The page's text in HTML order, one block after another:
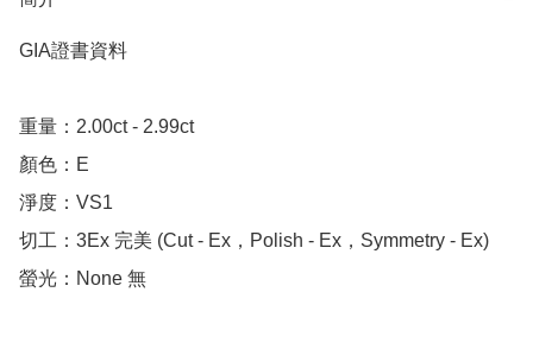
GIA證書資料
重量：2.00ct - 2.99ct
顏色：E
淨度：VS1
切工：3Ex 完美 (Cut - Ex，Polish - Ex，Symmetry - Ex)
螢光：None 無